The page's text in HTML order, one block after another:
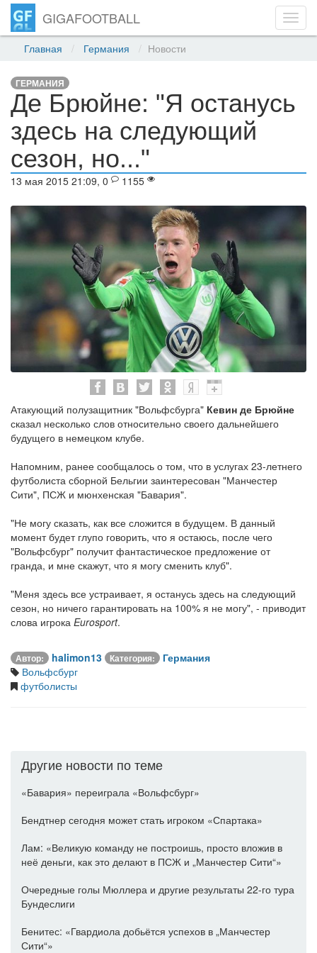
GIGAFOOTBALL
Главная Германия Новости
ГЕРМАНИЯ
Де Брюйне: "Я останусь
здесь на следующий
сезон, но..."
13 мая 2015 21:09, 0 1155
Атакующий полузащитник "Вольфсбурга" Кевин де Брюйне
сказал несколько слов относительно своего дальнейшего
будущего в немецком клубе.
Напомним, ранее сообщалось о том, что в услугах 23-летнего
футболиста сборной Бельгии заинтересован "Манчестер
Сити", ПСЖ и мюнхенская "Бавария".
"Не могу сказать, как все сложится в будущем. В данный
момент будет глупо говорить, что я остаюсь, после чего
"Вольфсбург" получит фантастическое предложение от
гранда, и мне скажут, что я могу сменить клуб".
"Меня здесь все устраивает, я останусь здесь на следующий
сезон, но ничего гарантировать на 100% я не могу", - приводит
слова игрока Eurosport.
Автор: halimon13 Категория:
Германия
Вольфсбург
футболисты
Другие новости по теме
«Бавария» переиграла «Вольфсбург»
Бендтнер сегодня может стать игроком «Спартака»
Лам: «Великую команду не построишь, просто вложив в
неё деньги, как это делают в ПСЖ и „Манчестер Сити“»
Очередные голы Мюллера и другие результаты 22-го тура
Бундеслиги
Бенитес: «Гвардиола добьётся успехов в „Манчестер
Сити“»